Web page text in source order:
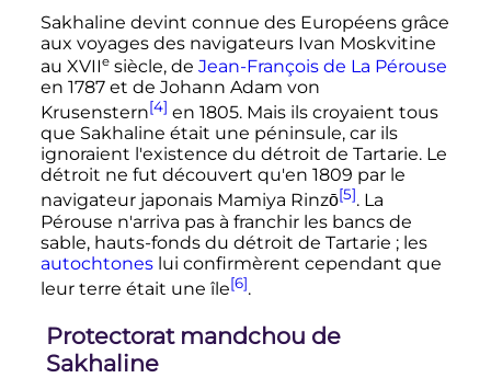
Sakhaline devint connue des Européens grâce
aux voyages des navigateurs Ivan Moskvitine
au XVIIe siècle, de Jean-François de La Pérouse
en 1787 et de Johann Adam von
Krusenstern[4] en 1805. Mais ils croyaient tous
que Sakhaline était une péninsule, car ils
ignoraient l'existence du détroit de Tartarie. Le
détroit ne fut découvert qu'en 1809 par le
navigateur japonais Mamiya Rinzō[5]. La
Pérouse n'arriva pas à franchir les bancs de
sable, hauts-fonds du détroit de Tartarie ; les
autochtoneslui confirmèrent cependant que
leur terre était une île[6].
Protectorat mandchou de
Sakhaline